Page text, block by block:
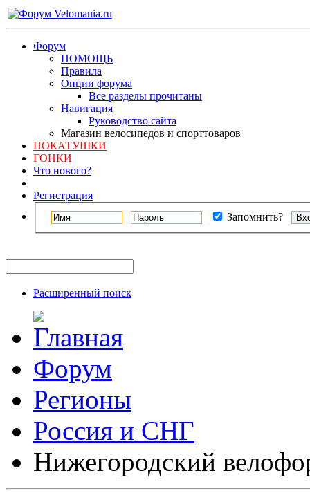
Форум
ПОМОЩЬ
Правила
Опции форума
Все разделы прочитаны
Навигация
Руководство сайта
Магазин велосипедов и спорттоваров
ПОКАТУШКИ
ГОНКИ
Что нового?
Регистрация
Запомнить?
Расширенный поиск
Форум
Регионы
Россия и СНГ
Нижегородский